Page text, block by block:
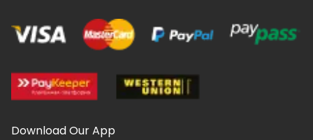
Download Our App